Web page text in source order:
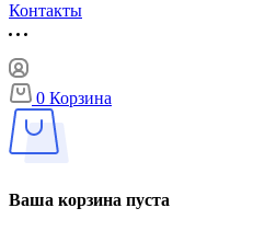
Контакты
0 Корзина
Ваша корзина пуста